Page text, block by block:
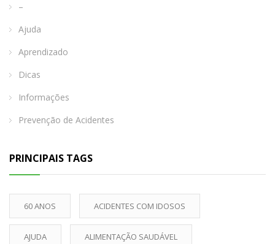
–
Ajuda
Aprendizado
Dicas
Informações
Prevenção de Acidentes
PRINCIPAIS TAGS
60 ANOS ACIDENTES COM IDOSOS
AJUDA ALIMENTAÇÃO SAUDÁVEL